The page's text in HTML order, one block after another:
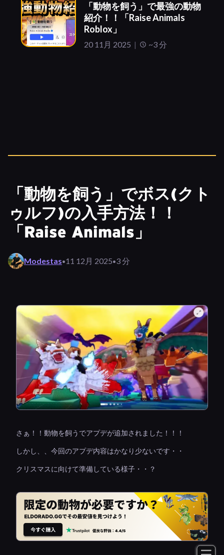
「動物を飼う」で最強の動物
紹介！！「Raise Animals
Roblox」
20 11月 2025 ~3 分
「動物を飼う」でボス(クト
ゥルフ)の入手方法！！
「Raise Animals」
Modestas·11 12月 2025·3 分
さぁ！！動物を飼うでアプデが追加されました！！！
しかし、、今回のアプデ内容はかなり少ないです・・
クリスマスに向けて準備している様子・・？